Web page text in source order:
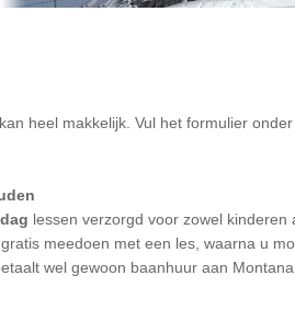
heel makkelijk. Vul het formulier
lessen verzorgd voor zowel kinderen
meedoen met een les, waarna u
wel gewoon baanhuur aan Montana